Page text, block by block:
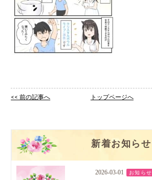
<< 前の記事へ トップページへ
新着お知らせ
2026-03-01 お知らせ